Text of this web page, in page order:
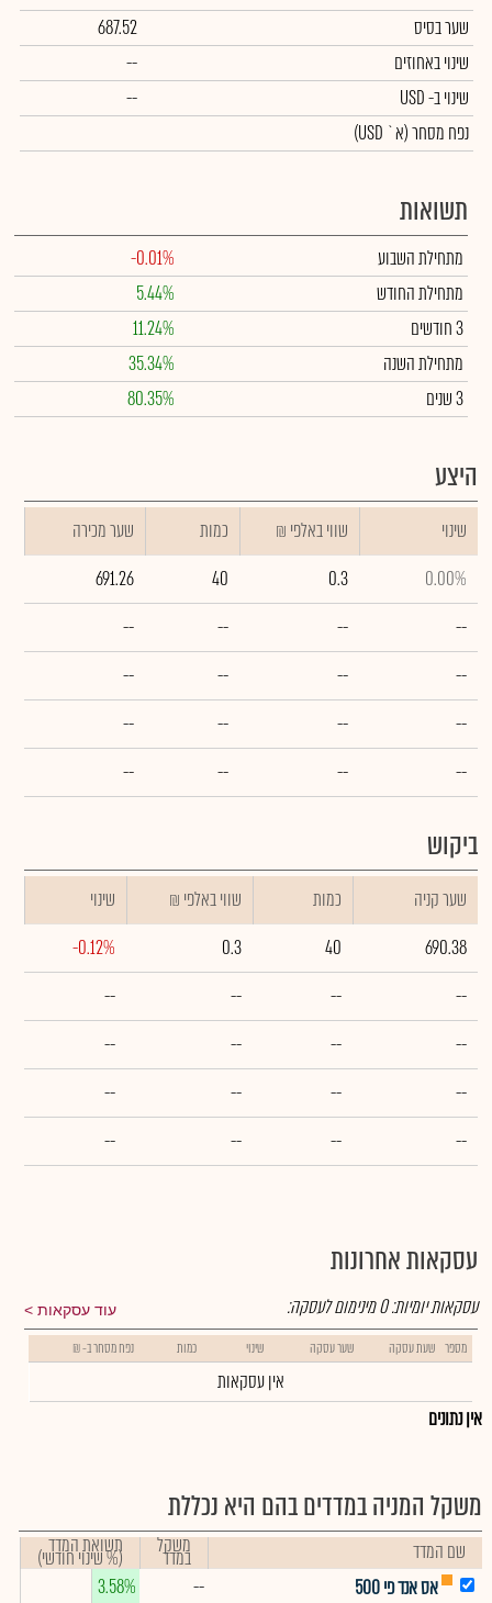
שער בסיס
687.52
שינוי באחוזים
--
שינויב- USD
--
נפח מסחר(א` USD)
תשואות
מתחילת השבוע
-0.01%
מתחילת החודש
5.44%
3 חודשים
11.24%
מתחילת השנה
35.34%
3 שנים
80.35%
היצע
שינוי ₪ שווי באלפי כמות
שער מכירה
0.00%
0.3
40
691.26
--
--
--
--
--
--
--
--
--
--
--
--
--
--
--
--
ביקוש
שער קניה כמות ₪ שווי באלפי
שינוי
690.38
40
0.3
-0.12%
--
--
--
--
--
--
--
--
--
--
--
--
--
--
--
--
עסקאות אחרונות
עוד עסקאות עסקאות יומיות:0מינימום לעסקה:
מספר שעת עסקה שער עסקה שינוי כמות נפח מסחר ב- ₪
אין עסקאות
אין נתונים
משקל המניה במדדים בהם היא נכללת
שם המדד משקל
במדד תשואת המדד
(% שינוי חודשי)
אס אנד פי 500
--
3.58%